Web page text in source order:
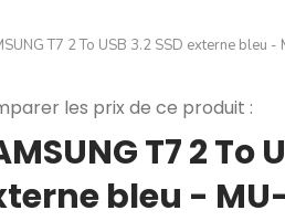
T7 2 To USB 3.2 SSD externe bleu
les prix de ce produit :
T7 2 To
bleu -